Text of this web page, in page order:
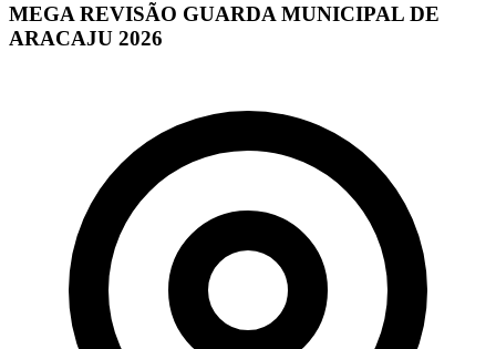
MEGA REVISÃO GUARDA MUNICIPAL DE
ARACAJU 2026